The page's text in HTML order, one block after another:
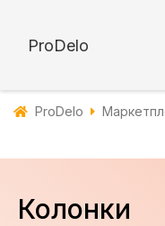
ProDelo
ProDelo
Колонки